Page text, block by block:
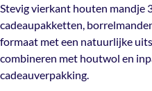
Stevig vierkant houten mandje
cadeaupakketten,
formaat met een natuurlijke
combineren met houtwol en
cadeauverpakking.